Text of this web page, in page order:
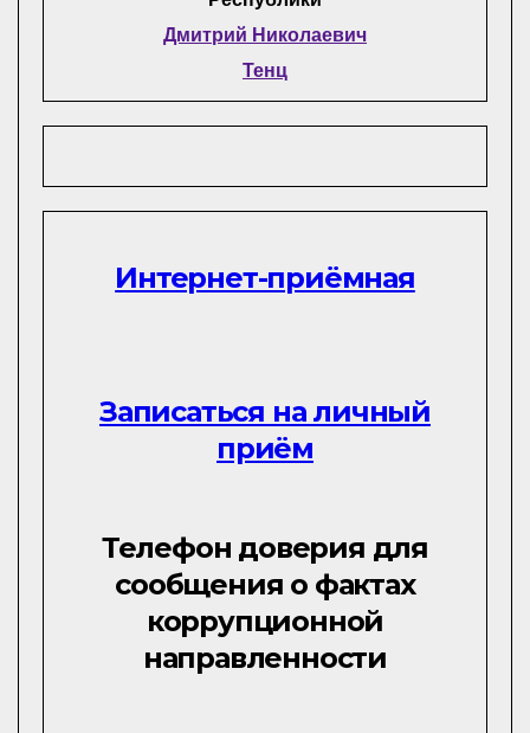
Дмитрий Николаевич
Тенц
Интернет-приёмная
Записаться на личный
приём
Телефон доверия для
сообщения о фактах
коррупционной
направленности